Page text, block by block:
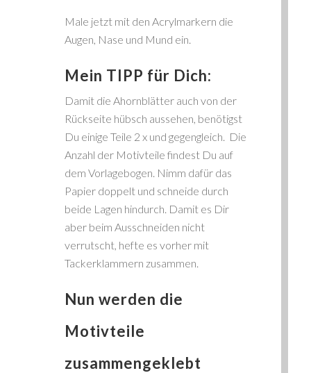
Male jetzt mit den Acrylmarkern die
Augen, Nase und Mund ein.
Mein TIPP für Dich:
Damit die Ahornblätter auch von der
Rückseite hübsch aussehen, benötigst
Du einige Teile 2 x und gegengleich. Die
Anzahl der Motivteile findest Du auf
dem Vorlagebogen. Nimm dafür das
Papier doppelt und schneide durch
beide Lagen hindurch. Damit es Dir
aber beim Ausschneiden nicht
verrutscht, hefte es vorher mit
Tackerklammern zusammen.
Nun werden die
Motivteile
zusammengeklebt